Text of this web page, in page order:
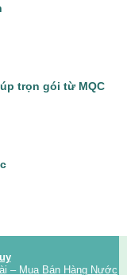
trọn gói từ MQC
– Mua Bán Hàng Nước